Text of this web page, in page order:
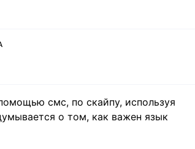
смс, по скайпу, используя
о том, как важен язык